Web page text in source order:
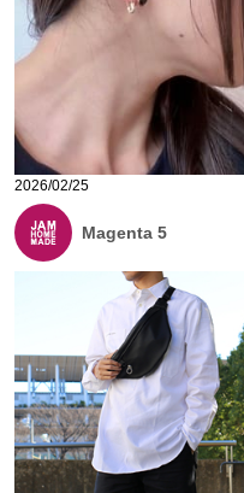
2026/02/25
Magenta 5